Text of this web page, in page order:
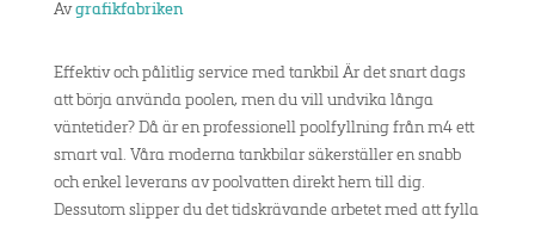
Avgrafikfabriken
Effektiv och pålitlig service med tankbil Är det snart dags
att börja använda poolen, men du vill undvika långa
väntetider? Då är en professionell poolfyllning från m4 ett
smart val. Våra moderna tankbilar säkerställer en snabb
och enkel leverans av poolvatten direkt hem till dig.
Dessutom slipper du det tidskrävande arbetet med att fylla